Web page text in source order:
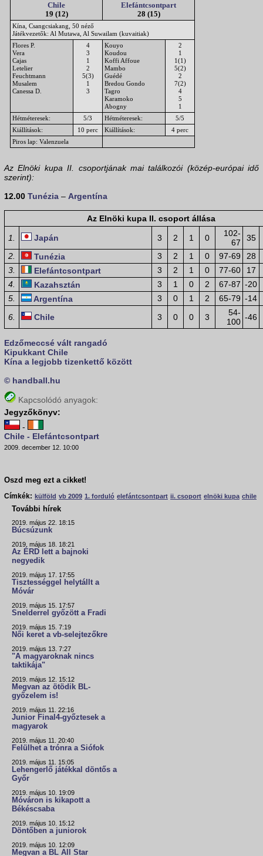
Chile
19 (12)
Elefántcsontpart
28 (15)
Kína, Csangcsiakang, 50 néző
Játékvezetők: Al Mutawa, Al Suwailam (kuvaitiak)
Flores P.
Vera
Cajas
Letelier
Feuchtmann
Musalem
Canessa D.
4
3
1
2
5(3)
1
3
Kouyo
Koudou
Koffi Affoue
Mambo
Guédé
Bredou Gondo
Tagro
Karamoko
Abogny
2
1
1(1)
5(2)
2
7(2)
4
5
1
Hétméteresek:
5/3 Hétméteresek:
5/5
Kiállítások:
10 perc Kiállítások:
4 perc
Piros lap: Valenzuela
Az Elnöki kupa II. csoportjának mai találkozói (közép-európai idő
szerint):
12.00 Tunézia – Argentína
Az Elnöki kupa II. csoport állása
1. Japán 3 2 1 0
102-
67
35
2.
Tunézia 3 2 1 0 97-69
28
3.
Elefántcsontpart 3 2 1 0 77-60
17
4.
Kazahsztán 3 1 0 2 67-87 -20
5.
Argentína 3 0 1 2 65-79 -14
6.
Chile 3 0 0 3
54-
100 -46
Edzőmeccsé vált rangadó
Kipukkant Chile
Kína a legjobb tizenkettő között
© handball.hu
Kapcsolódó anyagok:
Jegyzőkönyv:
-
Chile - Elefántcsontpart
2009. december 12. 10:00
Oszd meg ezt a cikket!
Címkék: külföld vb 2009 1. forduló elefántcsontpart ii. csoport elnöki kupa chile
További hírek
2019. május 22. 18:15
Búcsúzunk
2019. május 18. 18:21
Az ÉRD lett a bajnoki
negyedik
2019. május 17. 17:55
Tisztességgel helytállt a
Móvár
2019. május 15. 17:57
Snelderrel győzött a Fradi
2019. május 15. 7:19
Női keret a vb-selejtezőkre
2019. május 13. 7:27
"A magyaroknak nincs
taktikája"
2019. május 12. 15:12
Megvan az ötödik BL-
győzelem is!
2019. május 11. 22:16
Junior Final4-győztesek a
magyarok
2019. május 11. 20:40
Felülhet a trónra a Siófok
2019. május 11. 15:05
Lehengerlő játékkal döntős a
Győr
2019. május 10. 19:09
Móváron is kikapott a
Békéscsaba
2019. május 10. 15:12
Döntőben a juniorok
2019. május 10. 12:09
Megvan a BL All Star